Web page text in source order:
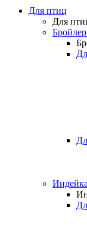
Для птиц
Для
Индейка